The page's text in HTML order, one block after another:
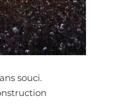
souci.